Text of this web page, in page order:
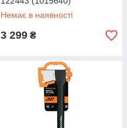
Немає в наявності
3 299 ₴